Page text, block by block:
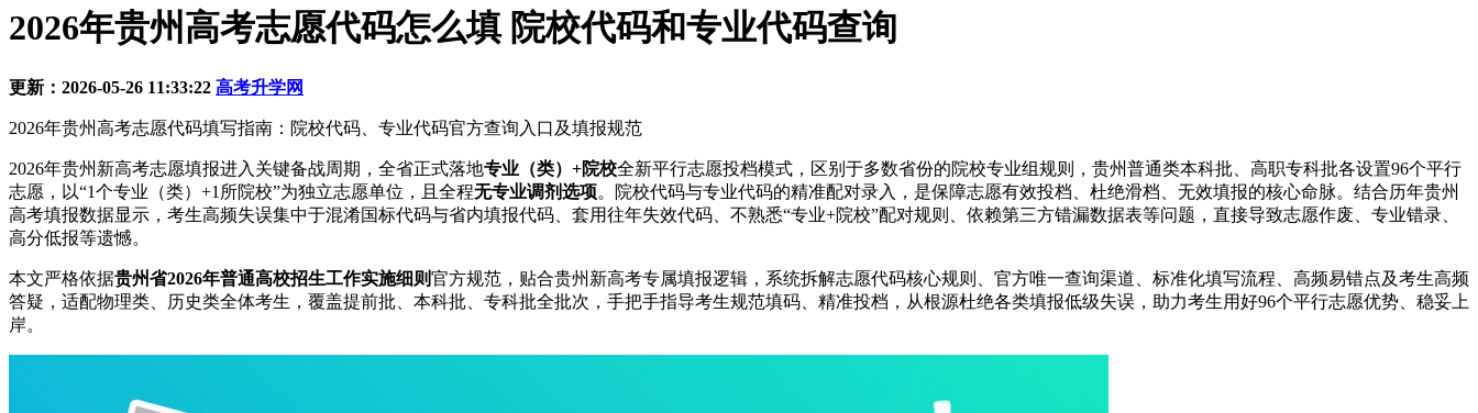
2026年贵州高考志愿代码怎么填 院校代码和专业代码查询
更新：2026-05-26 11:33:22 高考升学网
2026年贵州高考志愿代码填写指南：院校代码、专业代码官方查询入口及填报规范
2026年贵州新高考志愿填报进入关键备战周期，全省正式落地专业（类）+院校全新平行志愿投档模式，区别于多数省份的院校专业组规则，贵州普通类本科批、高职专科批各设置96个平行
志愿，以“1个专业（类）+1所院校”为独立志愿单位，且全程无专业调剂选项。院校代码与专业代码的精准配对录入，是保障志愿有效投档、杜绝滑档、无效填报的核心命脉。结合历年贵州
高考填报数据显示，考生高频失误集中于混淆国标代码与省内填报代码、套用往年失效代码、不熟悉“专业+院校”配对规则、依赖第三方错漏数据表等问题，直接导致志愿作废、专业错录、
高分低报等遗憾。
本文严格依据贵州省2026年普通高校招生工作实施细则官方规范，贴合贵州新高考专属填报逻辑，系统拆解志愿代码核心规则、官方唯一查询渠道、标准化填写流程、高频易错点及考生高频
答疑，适配物理类、历史类全体考生，覆盖提前批、本科批、专科批全批次，手把手指导考生规范填码、精准投档，从根源杜绝各类填报低级失误，助力考生用好96个平行志愿优势、稳妥上
岸。